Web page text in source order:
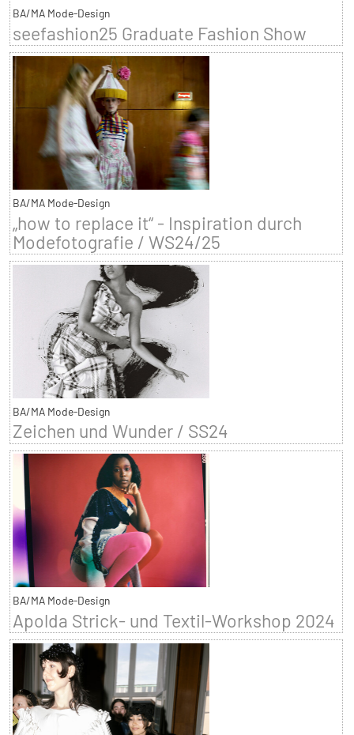
BA/MA Mode-Design
seefashion25 Graduate Fashion Show
BA/MA Mode-Design
„how to replace it“ - Inspiration durch
Modefotografie / WS24/25
BA/MA Mode-Design
Zeichen und Wunder / SS24
BA/MA Mode-Design
Apolda Strick- und Textil-Workshop 2024